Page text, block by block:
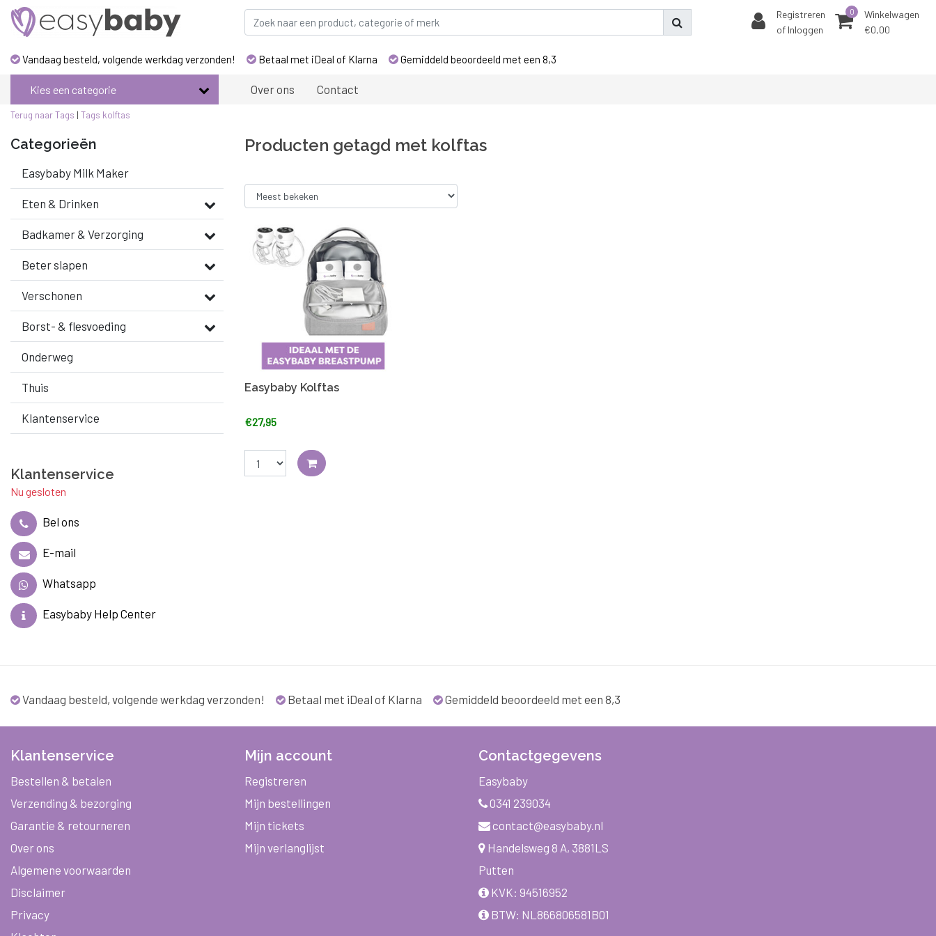
Registreren
of Inloggen
0
Winkelwagen
€0,00
Vandaag besteld, volgende werkdag verzonden! Betaal met iDeal of Klarna Gemiddeld beoordeeld met een 8,3
Kies een categorie Over ons Contact
Terug naar Tags | Tags kolftas
Categorieën
Easybaby Milk Maker
Eten & Drinken
Badkamer & Verzorging
Beter slapen
Verschonen
Borst- & flesvoeding
Onderweg
Thuis
Klantenservice
Klantenservice
Nu gesloten
Bel ons
E-mail
Whatsapp
Easybaby Help Center
Producten getagd met kolftas
Easybaby Kolftas
€27,95
Vandaag besteld, volgende werkdag verzonden! Betaal met iDeal of Klarna Gemiddeld beoordeeld met een 8,3
Klantenservice
Bestellen & betalen
Verzending & bezorging
Garantie & retourneren
Over ons
Algemene voorwaarden
Disclaimer
Privacy
Mijn account
Registreren
Mijn bestellingen
Mijn tickets
Mijn verlanglijst
Contactgegevens
Easybaby
0341 239034
contact@easybaby.nl
Handelsweg 8 A, 3881LS
Putten
KVK: 94516952
BTW: NL866806581B01